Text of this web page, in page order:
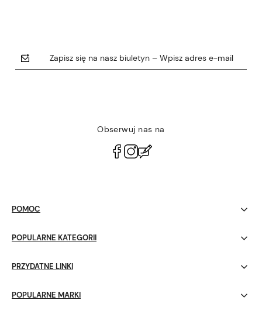
Zapisz się na nasz biuletyn – Wpisz adres e-mail
Obserwuj nas na
POMOC
POPULARNE KATEGORII
PRZYDATNE LINKI
POPULARNE MARKI